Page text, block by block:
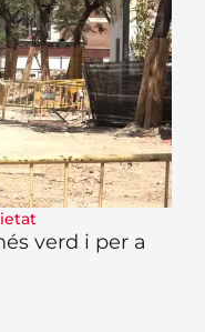
verd i per a